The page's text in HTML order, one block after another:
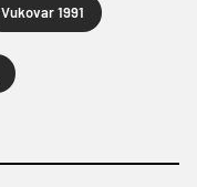
Vukovar 1991